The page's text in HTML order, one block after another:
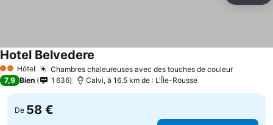
2 Étoiles
Hôtel Chambres chaleureuses avec des touches de couleur
Hotel Belvedere
7,9 Bien 1 636 Calvi, à 16.5 km de : L'Île-Rousse
De 58 €